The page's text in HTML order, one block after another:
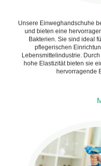
Unsere Einweghandschuhe
und bieten eine
Bakterien. Sie sind ideal
pflegerischen
Lebensmittelindustrie.
hohe Elastizität bieten sie
hervorragende